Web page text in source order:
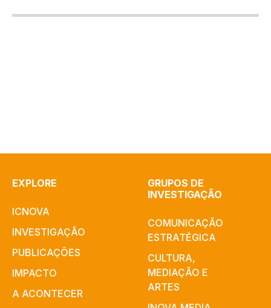
EXPLORE
ICNOVA
INVESTIGAÇÃO
PUBLICAÇÕES
IMPACTO
A ACONTECER
GRUPOS DE
INVESTIGAÇÃO
COMUNICAÇÃO
ESTRATÉGICA
CULTURA,
MEDIAÇÃO E
ARTES​